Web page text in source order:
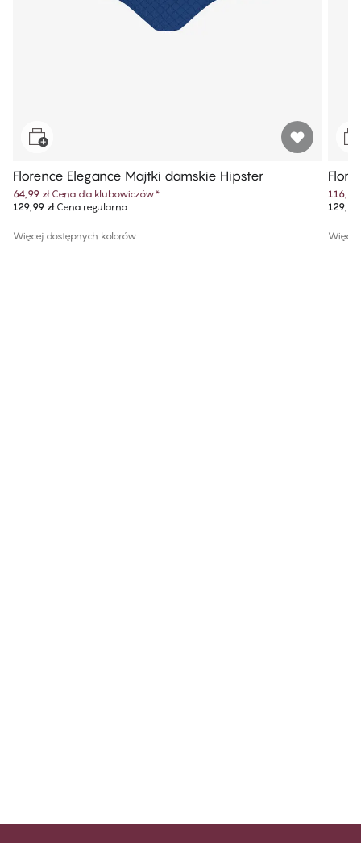
Florence Elegance Majtki damskie Hipster
64,99 zł Cena dla klubowiczów*
129,99 złCena regularna
Więcej dostępnych kolorów
116,99
129,99